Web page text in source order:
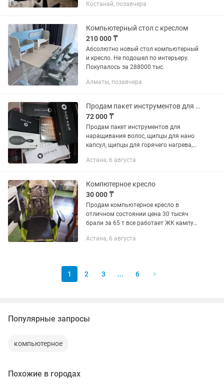
высоты сиденья. ✅ Откидная спинка
Костанай, позавчера
Компьютерный стол с креслом
210 000 ₸
Абсолютно новый стол компьютерный
и кресло. Не подошел по интерьеру.
Покупалось за 288000 тыс.
Алматы, позавчера
Продам пакет инструментов для наращивания волос.
72 000 ₸
Продам пакет инструментов для
наращивания волос, щипцы для нано
капсул, щипцы для горячего нагрева,
массашка для волос.можно отдельно.
Астана, 6 августа
Компютерное кресло
30 000 ₸
Продам компьютерное кресло в
отличном состоянии цена 30 тысяч
брали за 65 т все работает ЖК кампус
объявления
Астана, 6 августа
1 2 3 ... 6
Популярные запросы
компьютерное
Похожие в городах